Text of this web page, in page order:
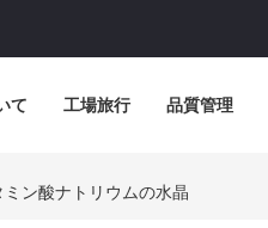
て 工場旅行 品質管理
ン酸ナトリウムの水晶